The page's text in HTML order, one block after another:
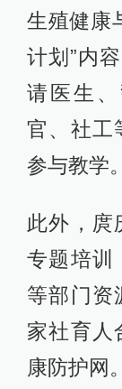
生殖健康
计划”内
请医生
官、社工
参与教学。
此外，庹
专题培训
等部门资
家社育人
康防护网。